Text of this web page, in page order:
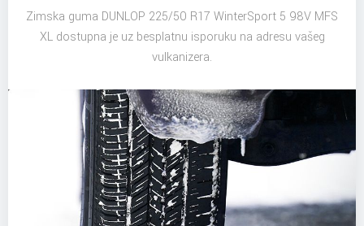
Zimska guma DUNLOP 225/50 R17 WinterSport 5 98V MFS
XL dostupna je uz besplatnu isporuku na adresu vašeg
vulkanizera.